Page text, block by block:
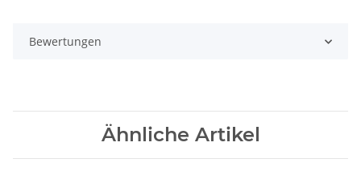
Bewertungen
Ähnliche Artikel